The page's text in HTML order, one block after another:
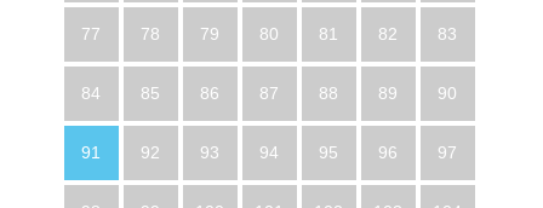
77 78 79 80 81 82 83
84 85 86 87 88 89 90
91 92 93 94 95 96 97